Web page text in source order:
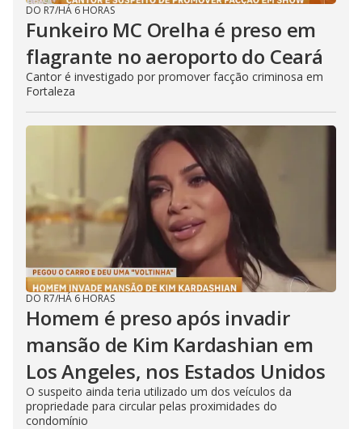
DO R7/HÁ 6 HORAS
Funkeiro MC Orelha é preso em
flagrante no aeroporto do Ceará
Cantor é investigado por promover facção criminosa em
Fortaleza
DO R7/HÁ 6 HORAS
Homem é preso após invadir
mansão de Kim Kardashian em
Los Angeles, nos Estados Unidos
O suspeito ainda teria utilizado um dos veículos da
propriedade para circular pelas proximidades do
condomínio